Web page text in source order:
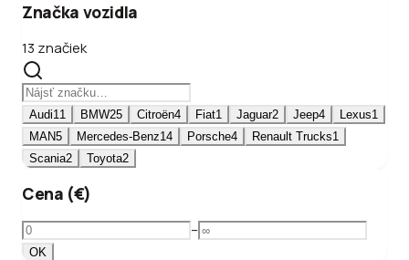
Značka vozidla
13 značiek
Audi11 BMW25 Citroën4 Fiat1 Jaguar2 Jeep4 Lexus1
MAN5 Mercedes-Benz14 Porsche4 Renault Trucks1
Scania2 Toyota2
Cena (€)
–
OK